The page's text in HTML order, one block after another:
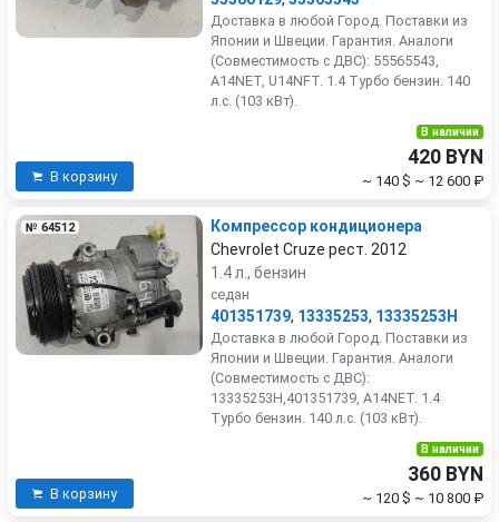
Доставка в любой Город. Поставки из
Японии и Швеции. Гарантия. Аналоги
(Совместимость с ДВС): 55565543,
A14NET, U14NFT. 1.4 Турбо бензин. 140
л.с. (103 кВт).
В корзину
В наличии
420 BYN
~ 140 $ ~ 12 600 ₽
№ 64512
Компрессор кондиционера
Chevrolet Cruze рест. 2012
1.4 л., бензин
седан
401351739, 13335253, 13335253H
Доставка в любой Город. Поставки из
Японии и Швеции. Гарантия. Аналоги
(Совместимость с ДВС):
13335253H,401351739, A14NET. 1.4
Турбо бензин. 140 л.с. (103 кВт).
В корзину
В наличии
360 BYN
~ 120 $ ~ 10 800 ₽